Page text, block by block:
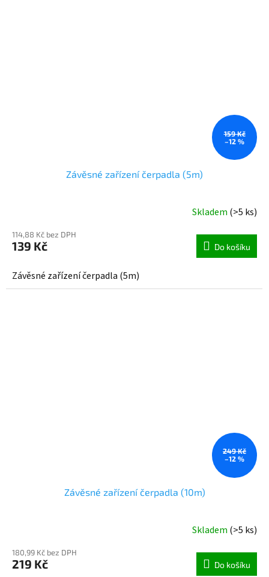
159 Kč
–12 %
Závěsné zařízení čerpadla (5m)
Skladem (>5 ks)
114,88 Kč bez DPH
139 Kč Do košíku
Závěsné zařízení čerpadla (5m)
249 Kč
–12 %
Závěsné zařízení čerpadla (10m)
Skladem (>5 ks)
180,99 Kč bez DPH
219 Kč Do košíku